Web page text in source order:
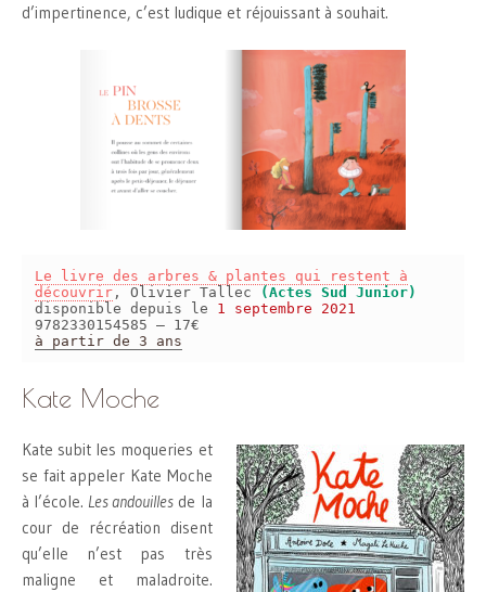
d’impertinence, c’est ludique et réjouissant à souhait.
Le livre des arbres & plantes qui restent à
découvrir , Olivier Tallec
(Actes Sud Junior)
disponible depuis le 1 septembre 2021
9782330154585 – 17€
à partir de 3 ans
Kate Moche
Kate subit les moqueries et
se fait appeler Kate Moche
à l’école. Les andouilles de la
cour de récréation disent
qu’elle n’est pas très
maligne et maladroite.